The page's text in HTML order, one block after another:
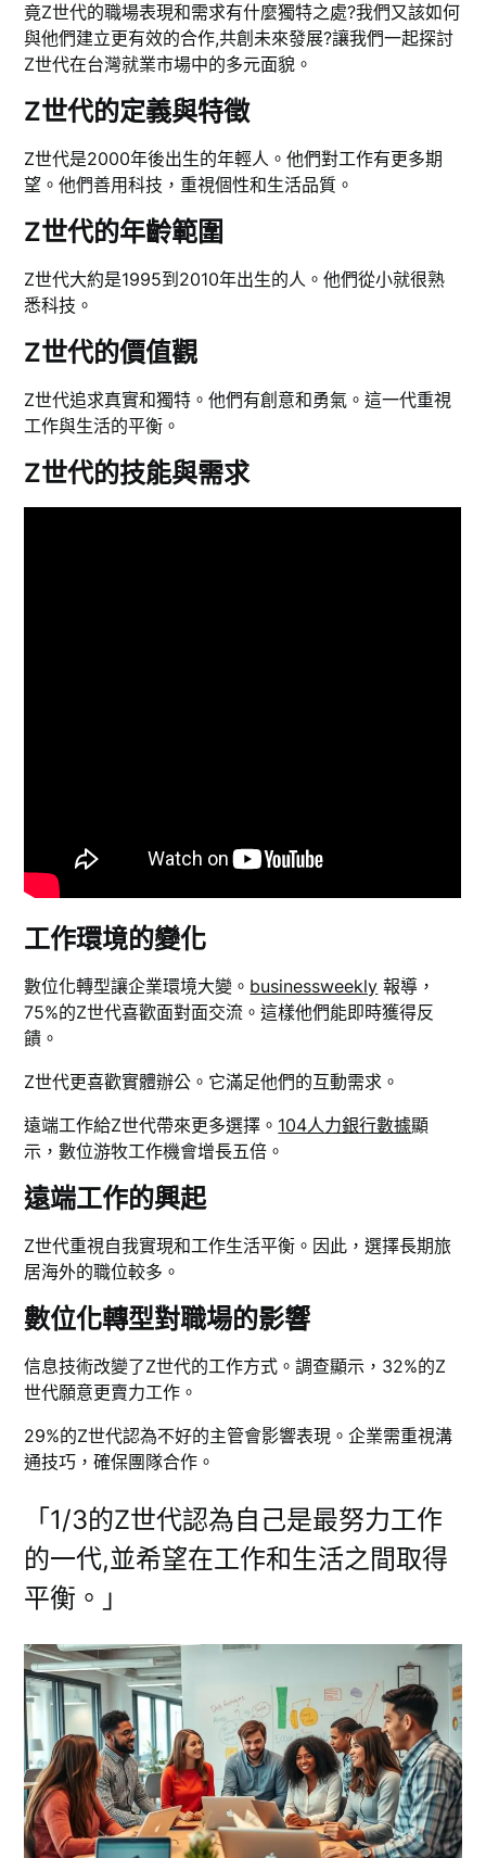
竟Z世代的職場表現和需求有什麼獨特之處?我們又該如何
與他們建立更有效的合作,共創未來發展?讓我們一起探討
Z世代在台灣就業市場中的多元面貌。
Z世代的定義與特徵
Z世代是2000年後出生的年輕人。他們對工作有更多期
望。他們善用科技，重視個性和生活品質。
Z世代的年齡範圍
Z世代大約是1995到2010年出生的人。他們從小就很熟
悉科技。
Z世代的價值觀
Z世代追求真實和獨特。他們有創意和勇氣。這一代重視
工作與生活的平衡。
Z世代的技能與需求
工作環境的變化
數位化轉型讓企業環境大變。 businessweekly 報導，
75%的Z世代喜歡面對面交流。這樣他們能即時獲得反
饋。
Z世代更喜歡實體辦公。它滿足他們的互動需求。
遠端工作給Z世代帶來更多選擇。 104人力銀行數據顯
示，數位游牧工作機會增長五倍。
遠端工作的興起
Z世代重視自我實現和工作生活平衡。因此，選擇長期旅
居海外的職位較多。
數位化轉型對職場的影響
信息技術改變了Z世代的工作方式。調查顯示，32%的Z
世代願意更賣力工作。
29%的Z世代認為不好的主管會影響表現。企業需重視溝
通技巧，確保團隊合作。
「1/3的Z世代認為自己是最努力工作
的一代,並希望在工作和生活之間取得
平衡。」